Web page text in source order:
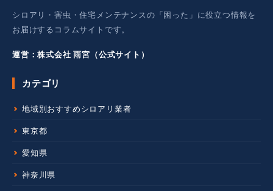
シロアリ・害虫・住宅メンテナンスの「困った」に役立つ情報を
お届けするコラムサイトです。
運営：株式会社 雨宮（公式サイト）
カテゴリ
地域別おすすめシロアリ業者
東京都
愛知県
神奈川県